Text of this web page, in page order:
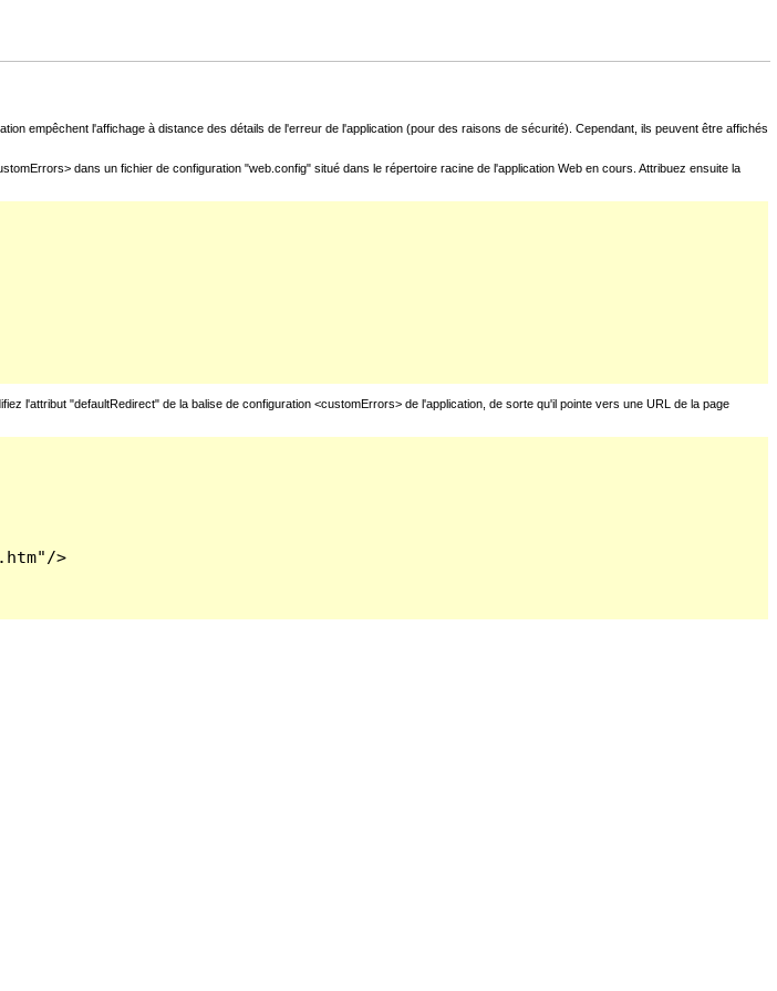
empêchent l'affichage à distance des détails de l'erreur de l'application (pour des raisons de sécurité). Cependant, ils peuvent être affichés
dans un fichier de configuration "web.config" situé dans le répertoire racine de l'application Web en cours. Attribuez ensuite la
l'attribut "defaultRedirect" de la balise de configuration <customErrors> de l'application, de sorte qu'il pointe vers une URL de la page
>